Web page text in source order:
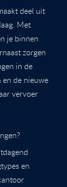
deel uit
Met
je binnen
zorgen
in de
de nieuwe
vervoer
en